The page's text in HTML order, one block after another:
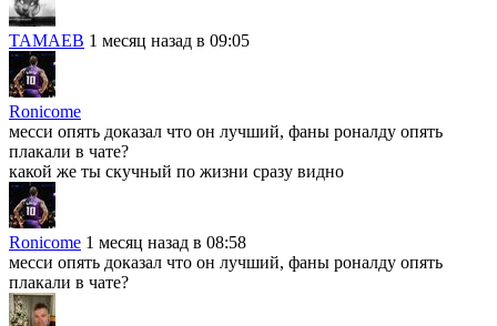
TAMAEB 1 месяц назад в 09:05
Ronicome
месси опять доказал что он лучший, фаны роналду опять
плакали в чате?
какой же ты скучный по жизни сразу видно
Ronicome 1 месяц назад в 08:58
месси опять доказал что он лучший, фаны роналду опять
плакали в чате?